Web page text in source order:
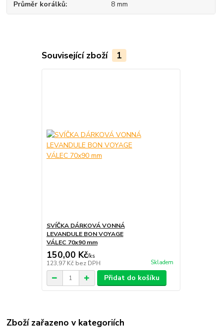
Průměr korálků 8 mm
Související zboží 1
SVÍČKA DÁRKOVÁ VONNÁ
LEVANDULE BON VOYAGE
VÁLEC 70x90 mm
150,00 Kč/ks
123,97 Kč bez DPH Skladem
Přidat do košíku
Zboží zařazeno v kategoriích